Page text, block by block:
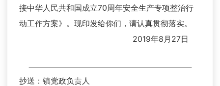
接中华人民共和国成立70周年安全生产专项整治行
动工作方案》。现印发给你们，请认真贯彻落实。
2019年8月27日
抄送：镇党政负责人